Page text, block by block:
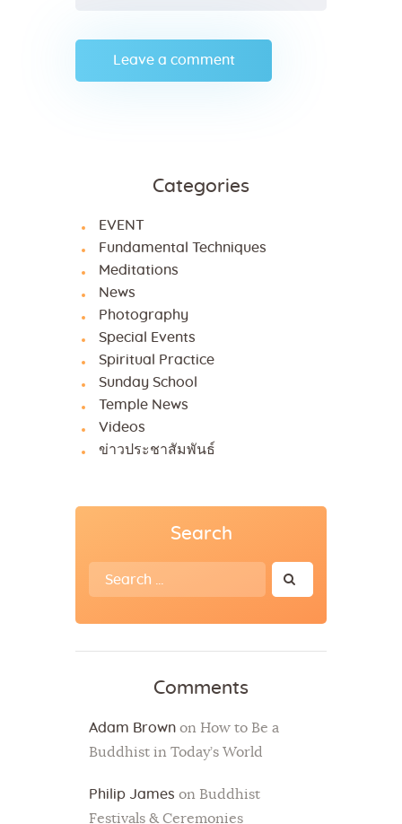
Categories
EVENT
Fundamental Techniques
Meditations
News
Photography
Special Events
Spiritual Practice
Sunday School
Temple News
Videos
ข่าวประชาสัมพันธ์
Search
Search
for:
Comments
Adam Brown on How to Be a
Buddhist in Today’s World
Philip James on Buddhist
Festivals & Ceremonies